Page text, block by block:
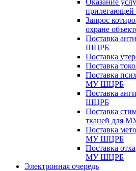
Запрос
охране
Поставка
ШЦРБ
Поставка
Поставка
Поставка
МУ ШЦРБ
Поставка
ШЦРБ
Поставка
тканей для
Поставка
МУ ШЦРБ
Поставка
МУ ШЦРБ
Электронная очередь